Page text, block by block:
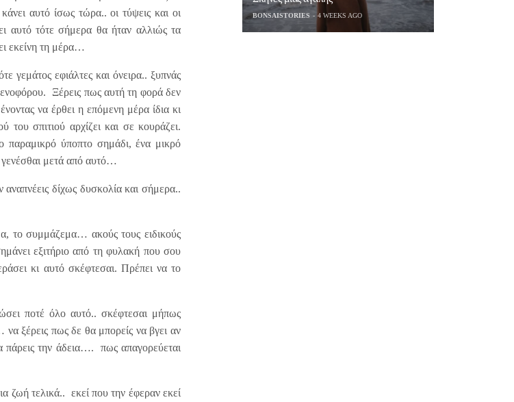
αυτό ίσως τώρα.. οι τύψεις και οι
αυτό τότε σήμερα θα ήταν αλλιώς τα
εκείνη τη μέρα…
γεμάτος εφιάλτες και όνειρα.. ξυπνάς
Ξέρεις πως αυτή τη φορά δεν
να έρθει η επόμενη μέρα ίδια κι
σπιτιού αρχίζει και σε κουράζει.
παραμικρό ύποπτο σημάδι, ένα μικρό
γενέσθαι μετά από αυτό…
δίχως δυσκολία και σήμερα..
το συμμάζεμα… ακούς τους ειδικούς
εξιτήριο από τη φυλακή που σου
κι αυτό σκέφτεσαι. Πρέπει να το
ποτέ όλο αυτό.. σκέφτεσαι μήπως
ξέρεις πως δε θα μπορείς να βγει αν
πάρεις την άδεια…. πως απαγορεύεται
ζωή τελικά.. εκεί που την έφεραν εκεί
BONSAISTORIES 4 WEEKS AGO